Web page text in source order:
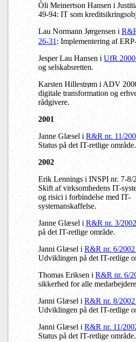
Òli Meinertson Hansen i
49-94: IT som
Lau Normann Jørgensen i
26-31 : Implementering af
Jesper Lau Hansen iUfR
og selskabsretten.
Karsten Hillestrøm i ADV
digitale transformation og
rådgivere.
2001
Janne Glæsel i R&R nr. 11/
Status på det IT-retlige område.
2002
Erik Lennings i INSPI nr. 7-8/
Skift af virksomhedens IT-
og risici i forbindelse med IT-
systemanskaffelse.
Janne Glæsel iR&R nr. 3/
på det IT-retlige område.
Janni Glæsel iR&R nr. 6/
Udviklingen på det IT-retlige
Thomas Eriksen iR&R nr. 6/
sikkerhed for alle
Janni Glæsel iR&R nr. 8/
Udviklingen på det IT-retlige
Janni Glæsel iR&R nr. 11/
Status på det IT-retlige område.